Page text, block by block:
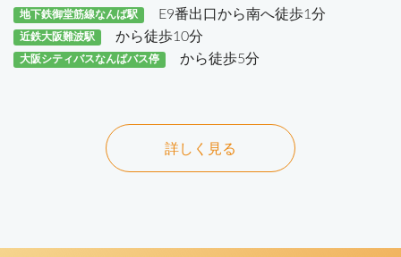
地下鉄御堂筋線なんば駅 E9番出口から南へ徒歩1分
近鉄大阪難波駅 から徒歩10分
大阪シティバスなんばバス停 から徒歩5分
詳しく見る